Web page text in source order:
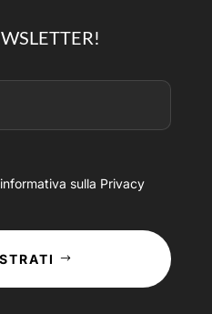
sulla Privacy